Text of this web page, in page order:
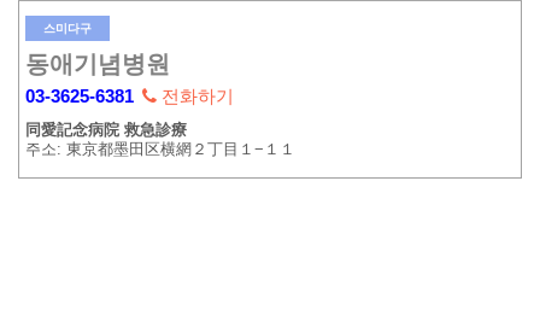
스미다구
동애기념병원
03-3625-6381 전화하기
同愛記念病院 救急診療
주소: 東京都墨田区横網２丁目１−１１